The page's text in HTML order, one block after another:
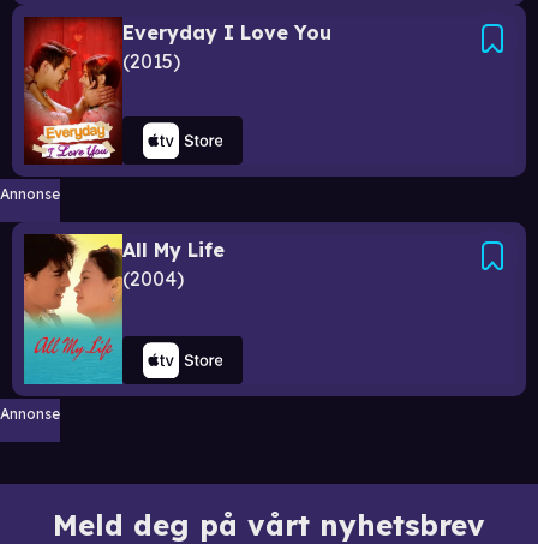
Everyday I Love You
2015
Annonse
All My Life
2004
Annonse
Meld deg på vårt nyhetsbrev